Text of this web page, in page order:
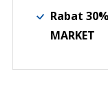
Rabat
MARKET